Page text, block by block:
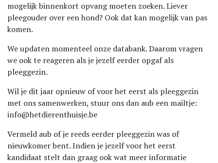
mogelijk binnenkort opvang moeten zoeken. Liever
pleegouder over een hond? Ook dat kan mogelijk van pas
komen.
We updaten momenteel onze databank. Daarom vragen
we ook te reageren als je jezelf eerder opgaf als
pleeggezin.
Wil je dit jaar opnieuw of voor het eerst als pleeggezin
met ons samenwerken, stuur ons dan aub een mailtje:
info@hetdierenthuisje.be
Vermeld aub of je reeds eerder pleeggezin was of
nieuwkomer bent. Indien je jezelf voor het eerst
kandidaat stelt dan graag ook wat meer informatie